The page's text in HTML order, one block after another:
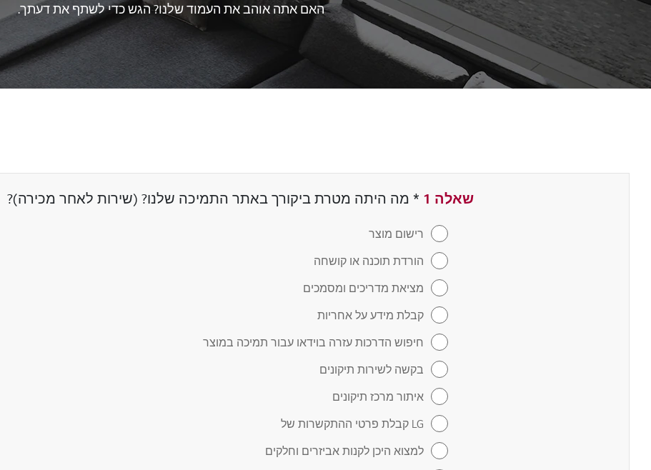
האם אתה אוהב את העמוד שלנו? הגש כדי לשתף את דעתך.
שאלה 1 * שדה חובה
מה היתה מטרת ביקורך באתר התמיכה שלנו? (שירות לאחר מכירה)?
רישום מוצר
הורדת תוכנה או קושחה
מציאת מדריכים ומסמכים
קבלת מידע על אחריות
חיפוש הדרכות עזרה בוידאו עבור תמיכה במוצר
בקשה לשירות תיקונים
איתור מרכז תיקונים
LG קבלת פרטי ההתקשרות של
למצוא היכן לקנות אביזרים וחלקים